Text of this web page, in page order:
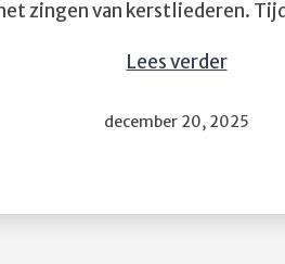
zingen van kerstliederen.
Lees verder
bij
Gepubliceerd
december 20, 2025